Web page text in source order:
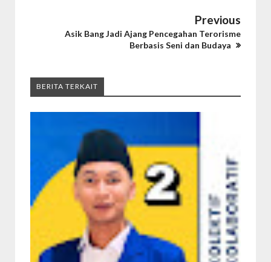
Previous
Asik Bang Jadi Ajang Pencegahan Terorisme
Berbasis Seni dan Budaya
BERITA TERKAIT